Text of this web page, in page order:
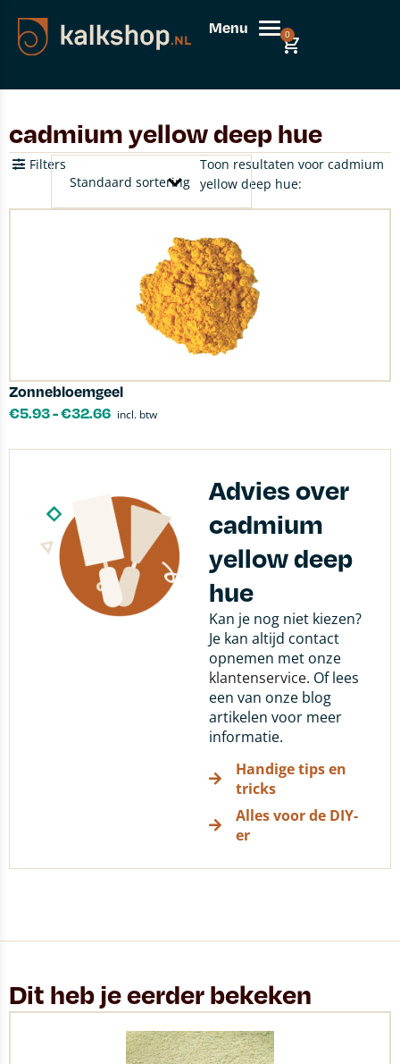
Menu 0
cadmium yellow deep hue
Toon resultaten voor cadmium
yellow deep hue:
Filters
Zonnebloemgeel
€5.93-€32.66 incl. btw
Advies over
cadmium
yellow deep
hue
Kan je nog niet kiezen?
Je kan altijd contact
opnemen met onze
klantenservice. Of lees
een van onze blog
artikelen voor meer
informatie.
Handige tips en
tricks
Alles voor de DIY-
er
Dit heb je eerder bekeken